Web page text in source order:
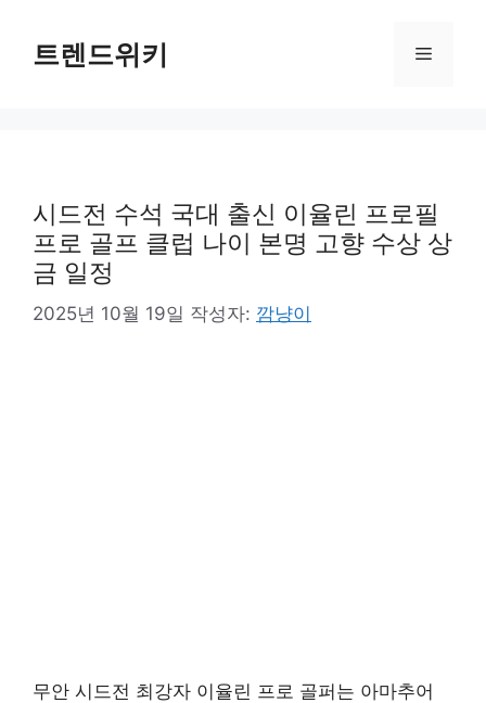
트렌드위키 메
시드전 수석 국대 출신 이율린 프로필
프로 골프 클럽 나이 본명 고향 수상 상
금 일정
2025년 10월 19일 작성자: 깜냥이
무안 시드전 최강자 이율린 프로 골퍼는 아마추어